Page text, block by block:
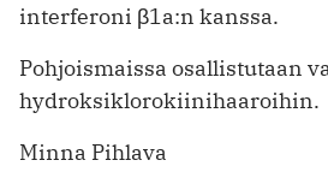
interferoni β1a:n kanssa.
Pohjoismaissa osallistutaan
hydroksiklorokiinihaaroihin.
Minna Pihlava